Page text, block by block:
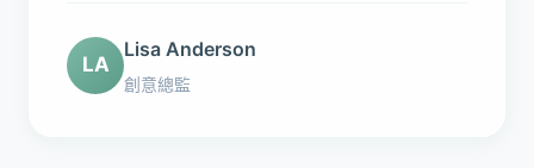
LA
Lisa Anderson
創意總監